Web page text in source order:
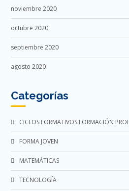
noviembre 2020
octubre 2020
septiembre 2020
agosto 2020
Categorías
CICLOS FORMATIVOS FORMACIÓN
FORMA JOVEN
MATEMÁTICAS
TECNOLOGÍA